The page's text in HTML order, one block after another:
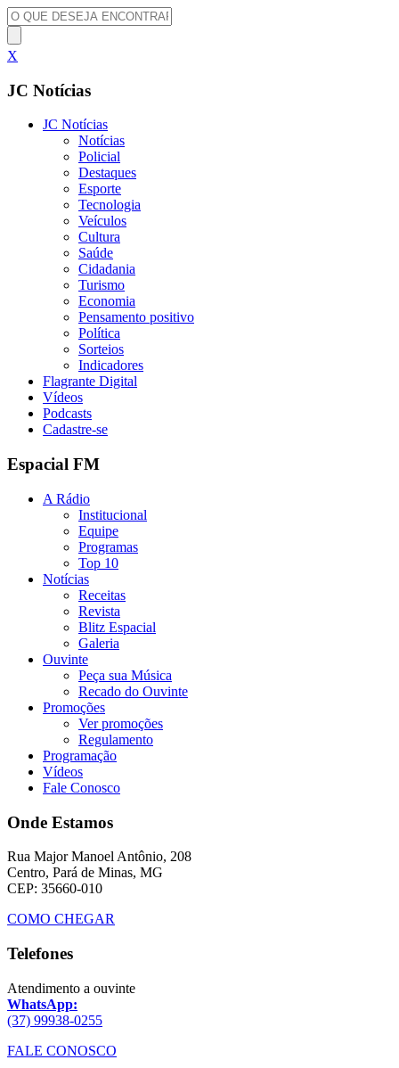
X
JC Notícias
JC Notícias
Notícias
Policial
Destaques
Esporte
Tecnologia
Veículos
Cultura
Saúde
Cidadania
Turismo
Economia
Pensamento positivo
Política
Sorteios
Indicadores
Flagrante Digital
Vídeos
Podcasts
Cadastre-se
Espacial FM
A Rádio
Institucional
Equipe
Programas
Top 10
Notícias
Receitas
Revista
Blitz Espacial
Galeria
Ouvinte
Peça sua Música
Recado do Ouvinte
Promoções
Ver promoções
Regulamento
Programação
Vídeos
Fale Conosco
Onde Estamos
Rua Major Manoel Antônio, 208
Centro, Pará de Minas, MG
CEP: 35660-010
COMO CHEGAR
Telefones
Atendimento a ouvinte
WhatsApp:
(37) 99938-0255
FALE CONOSCO